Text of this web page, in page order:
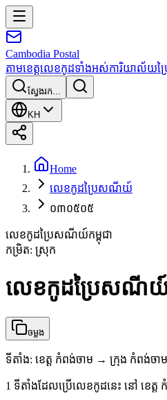
Cambodia Postal
តាមខេត្តលេខកូដទាំងអស់ការិយាល័យ
ស្វែងរក...
KH
Home
លេខកូដប្រៃសណីយ៍
០៣០៥០៥
លេខកូដប្រៃសណីយ៍កម្ពុជា
កម្រិត: ស្រុក
លេខកូដប្រៃសណី
ចម្លង
ទីតាំង: ខេត្ត កំពង់ចាម → ក្រុង កំពង់ចាម
1 ទីតាំងដែលប្រើលេខកូដនេះ នៅ ខេត្ត